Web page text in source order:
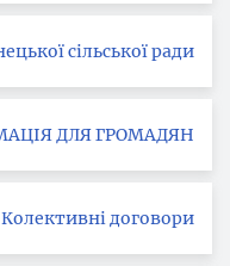
сільської ради
ІНФОРМАЦІЯ ДЛЯ ГРОМАДЯН
Колективні договори